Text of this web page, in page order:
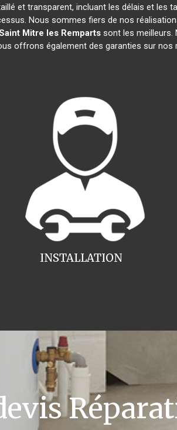
et transparent, incluant les délais et les
Nous sommes fiers de nos
Mitre les Remparts sont les
offrons également des garanties sur
INSTALLATION